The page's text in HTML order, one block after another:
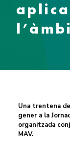
Una trentena
gener a la
organitzada
MAV.